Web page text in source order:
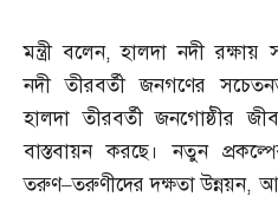
মন্ত্রী বলেন,হালদা নদী রক্ষায়
নদী তীরবর্তী জনগণের
হালদা তীরবর্তী জনগোষ্ঠীর
বাস্তবায়ন করছে। নতুন
তরুণ–তরুণীদের দক্ষতা উন্নয়ন,